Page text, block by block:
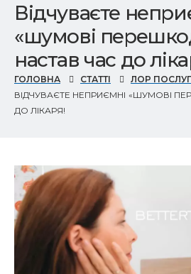
Відчуваєте
«шумові
настав час до
ГОЛОВНА СТАТТІ
ЛОР
ВІДЧУВАЄТЕ НЕПРИЄМНІ «ШУМОВІ
ДО ЛІКАРЯ!